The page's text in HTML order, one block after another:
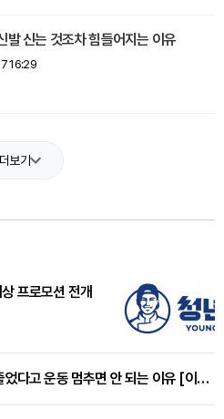
발 신는 것조차 힘들어지는 이유
16:29
더보기
프로모션 전개
팔 들기 어려운 오십견, 통증 줄었다고 운동 멈추면 안 되는 이유 [이병욱 원장 칼럼]